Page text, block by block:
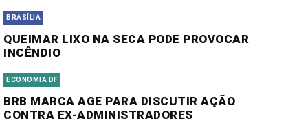
BRASÍLIA
QUEIMAR LIXO NA SECA PODE PROVOCAR
INCÊNDIO
ECONOMIA DF
BRB MARCA AGE PARA DISCUTIR AÇÃO
CONTRA EX-ADMINISTRADORES